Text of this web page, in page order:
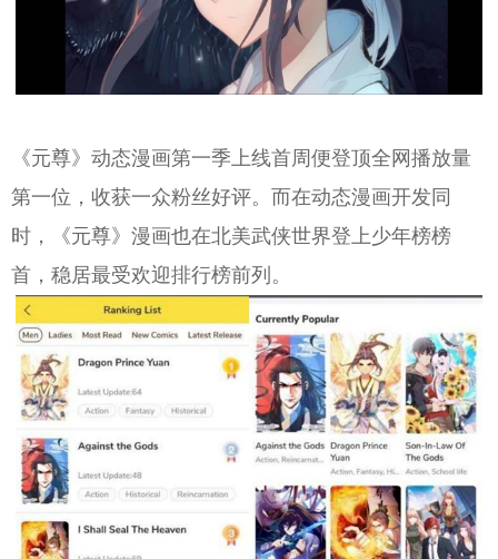
《元尊》动态漫画第一季上线首周便登顶全网播放量
第一位，收获一众粉丝好评。而在动态漫画开发同
时，《元尊》漫画也在北美武侠世界登上少年榜榜
首，稳居最受欢迎排行榜前列。